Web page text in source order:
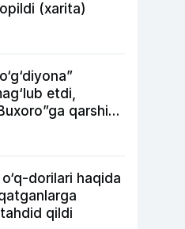
(xarita)
etdi,
qarshi
qo‘ldan
o‘q-dorilari haqida
qildi